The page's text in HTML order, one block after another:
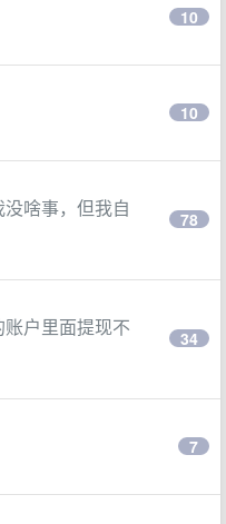
10
10
啥事，但我自
78
户里面提现不
34
7